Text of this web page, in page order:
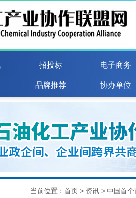
招投标 电子商务
品牌推荐 协办单位
当前位置： 首页 > 资讯 > 中国首个